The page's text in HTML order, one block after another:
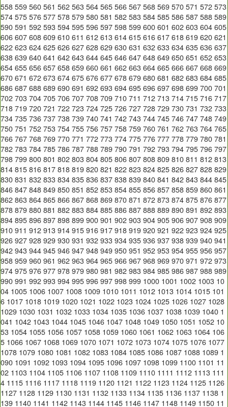
558 559 560 561 562 563 564 565 566 567 568 569 570 571 572 573
574 575 576 577 578 579 580 581 582 583 584 585 586 587 588 589
590 591 592 593 594 595 596 597 598 599 600 601 602 603 604 605
606 607 608 609 610 611 612 613 614 615 616 617 618 619 620 621
622 623 624 625 626 627 628 629 630 631 632 633 634 635 636 637
638 639 640 641 642 643 644 645 646 647 648 649 650 651 652 653
654 655 656 657 658 659 660 661 662 663 664 665 666 667 668 669
670 671 672 673 674 675 676 677 678 679 680 681 682 683 684 685
686 687 688 689 690 691 692 693 694 695 696 697 698 699 700 701
702 703 704 705 706 707 708 709 710 711 712 713 714 715 716 717
718 719 720 721 722 723 724 725 726 727 728 729 730 731 732 733
734 735 736 737 738 739 740 741 742 743 744 745 746 747 748 749
750 751 752 753 754 755 756 757 758 759 760 761 762 763 764 765
766 767 768 769 770 771 772 773 774 775 776 777 778 779 780 781
782 783 784 785 786 787 788 789 790 791 792 793 794 795 796 797
798 799 800 801 802 803 804 805 806 807 808 809 810 811 812 813
814 815 816 817 818 819 820 821 822 823 824 825 826 827 828 829
830 831 832 833 834 835 836 837 838 839 840 841 842 843 844 845
846 847 848 849 850 851 852 853 854 855 856 857 858 859 860 861
862 863 864 865 866 867 868 869 870 871 872 873 874 875 876 877
878 879 880 881 882 883 884 885 886 887 888 889 890 891 892 893
894 895 896 897 898 899 900 901 902 903 904 905 906 907 908 909
910 911 912 913 914 915 916 917 918 919 920 921 922 923 924 925
926 927 928 929 930 931 932 933 934 935 936 937 938 939 940 941
942 943 944 945 946 947 948 949 950 951 952 953 954 955 956 957
958 959 960 961 962 963 964 965 966 967 968 969 970 971 972 973
974 975 976 977 978 979 980 981 982 983 984 985 986 987 988 989
990 991 992 993 994 995 996 997 998 999 1000 1001 1002 1003 10
04 1005 1006 1007 1008 1009 1010 1011 1012 1013 1014 1015 101
6 1017 1018 1019 1020 1021 1022 1023 1024 1025 1026 1027 1028
1029 1030 1031 1032 1033 1034 1035 1036 1037 1038 1039 1040 1
041 1042 1043 1044 1045 1046 1047 1048 1049 1050 1051 1052 10
53 1054 1055 1056 1057 1058 1059 1060 1061 1062 1063 1064 106
5 1066 1067 1068 1069 1070 1071 1072 1073 1074 1075 1076 1077
1078 1079 1080 1081 1082 1083 1084 1085 1086 1087 1088 1089 1
090 1091 1092 1093 1094 1095 1096 1097 1098 1099 1100 1101 11
02 1103 1104 1105 1106 1107 1108 1109 1110 1111 1112 1113 111
4 1115 1116 1117 1118 1119 1120 1121 1122 1123 1124 1125 1126
1127 1128 1129 1130 1131 1132 1133 1134 1135 1136 1137 1138 1
139 1140 1141 1142 1143 1144 1145 1146 1147 1148 1149 1150 11